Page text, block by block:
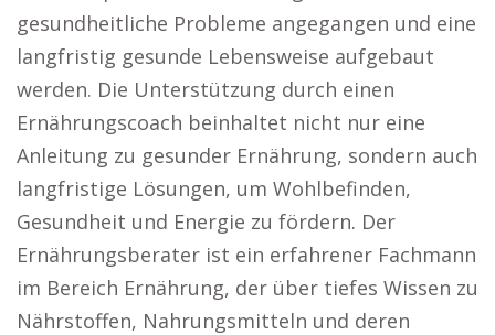
gesundheitliche Probleme angegangen und eine
langfristig gesunde Lebensweise aufgebaut
werden. Die Unterstützung durch einen
Ernährungscoach beinhaltet nicht nur eine
Anleitung zu gesunder Ernährung, sondern auch
langfristige Lösungen, um Wohlbefinden,
Gesundheit und Energie zu fördern. Der
Ernährungsberater ist ein erfahrener Fachmann
im Bereich Ernährung, der über tiefes Wissen zu
Nährstoffen, Nahrungsmitteln und deren